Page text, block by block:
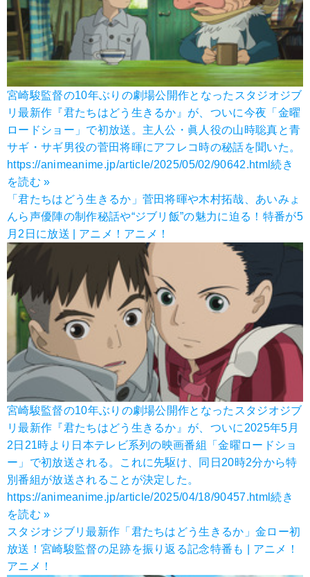
宮崎駿監督の10年ぶりの劇場公開作となったスタジオジブ
リ最新作『君たちはどう生きるか』が、ついに今夜「金曜
ロードショー」で初放送。主人公・眞人役の山時聡真と青
サギ・サギ男役の菅田将暉にアフレコ時の秘話を聞いた。
https://animeanime.jp/article/2025/05/02/90642.html続き
を読む »
「君たちはどう生きるか」菅田将暉や木村拓哉、あいみょ
んら声優陣の制作秘話や“ジブリ飯”の魅力に迫る！特番が5
月2日に放送 | アニメ！アニメ！
宮崎駿監督の10年ぶりの劇場公開作となったスタジオジブ
リ最新作『君たちはどう生きるか』が、ついに2025年5月
2日21時より日本テレビ系列の映画番組「金曜ロードショ
ー」で初放送される。これに先駆け、同日20時2分から特
別番組が放送されることが決定した。
https://animeanime.jp/article/2025/04/18/90457.html続き
を読む »
スタジオジブリ最新作「君たちはどう生きるか」金ロー初
放送！宮崎駿監督の足跡を振り返る記念特番も | アニメ！
アニメ！